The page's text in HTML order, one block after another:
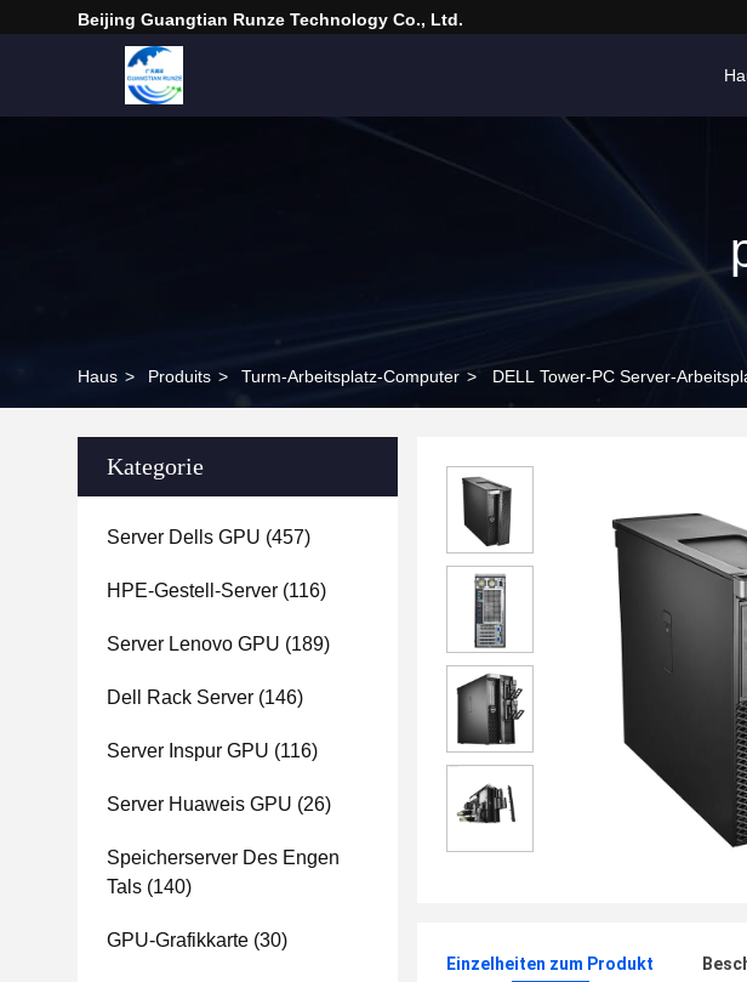
Beijing Guangtian Runze Technology Co., Ltd.
Haus > Produits > Turm-Arbeitsplatz-Computer > DELL Tower-PC Server-
Kategorie
Server Dells GPU (457)
HPE-Gestell-Server (116)
Server Lenovo GPU (189)
Dell Rack Server (146)
Server Inspur GPU (116)
Server Huaweis GPU (26)
Speicherserver Des Engen
Tals (140)
GPU-Grafikkarte (30)
Einzelheiten zum Produkt